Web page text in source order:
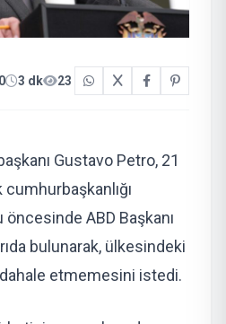
3 dk 23
Gustavo Petro, 21
cumhurbaşkanlığı
ABD Başkanı
bulunarak, ülkesindeki
etmemesini istedi.